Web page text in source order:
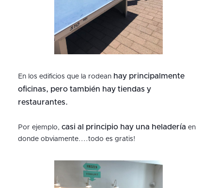
En los edificios que la rodean hay principalmente
oficinas, pero también hay tiendas y
restaurantes.
Por ejemplo, casi al principio hay una heladería en
donde obviamente....todo es gratis!